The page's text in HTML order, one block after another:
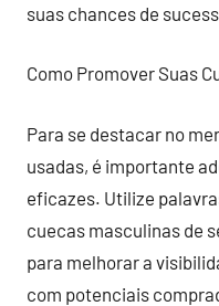
suas chances de
Como Promover Suas
Para se destacar no
usadas, é importante
eficazes. Utilize
cuecas masculinas de
para melhorar a
com potenciais